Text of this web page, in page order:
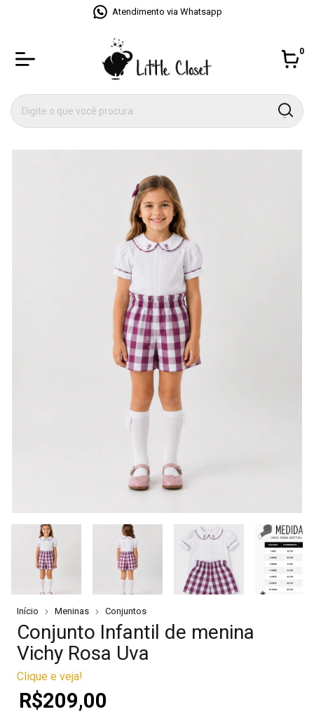
Atendimento via Whatsapp
0
Início Meninas Conjuntos
Conjunto Infantil de menina
Vichy Rosa Uva
Clique e veja!
R$209,00